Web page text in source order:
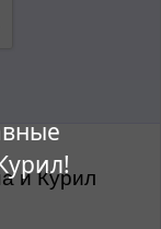
и Курил